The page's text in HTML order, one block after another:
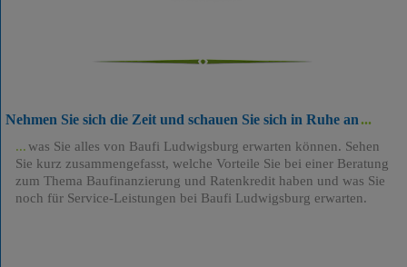
Nehmen Sie sich die Zeit und schauen Sie sich in Ruhe an
was Sie alles von Baufi Ludwigsburg erwarten können. Sehen
Sie kurz zusammengefasst, welche Vorteile Sie bei einer Beratung
zum Thema Baufinanzierung und Ratenkredit haben und was Sie
noch für Service-Leistungen bei Baufi Ludwigsburg erwarten.